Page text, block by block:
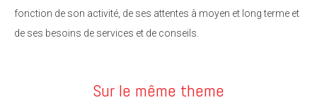
fonction de son activité, de ses attentes à moyen et long terme et
de ses besoins de services et de conseils.
Sur le même theme